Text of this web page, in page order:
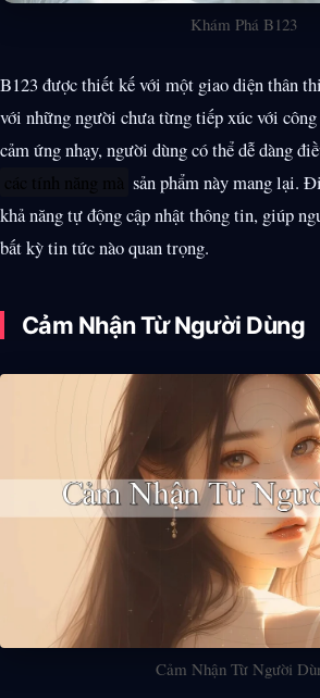
Khám Phá B123
B123 được thiết kế với một giao diện thân
với những người chưa từng tiếp xúc với
cảm ứng nhạy, người dùng có thể dễ dàng
các tính năng mà sản phẩm này mang lại.
khả năng tự động cập nhật thông tin, giúp
bất kỳ tin tức nào quan trọng.
Cảm Nhận Từ Người Dùng
Cảm Nhận Từ Người